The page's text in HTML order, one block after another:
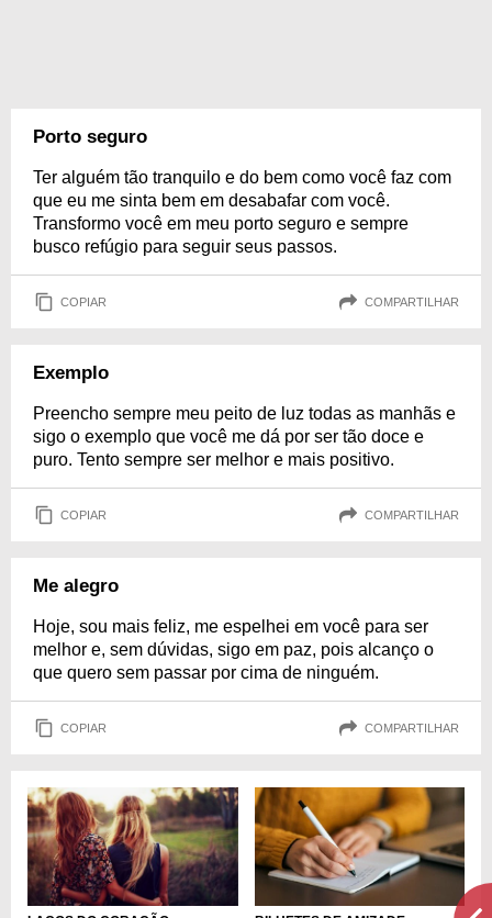
Porto seguro
Ter alguém tão tranquilo e do bem como você faz com
que eu me sinta bem em desabafar com você.
Transformo você em meu porto seguro e sempre
busco refúgio para seguir seus passos.
COPIAR COMPARTILHAR
Exemplo
Preencho sempre meu peito de luz todas as manhãs e
sigo o exemplo que você me dá por ser tão doce e
puro. Tento sempre ser melhor e mais positivo.
COPIAR COMPARTILHAR
Me alegro
Hoje, sou mais feliz, me espelhei em você para ser
melhor e, sem dúvidas, sigo em paz, pois alcanço o
que quero sem passar por cima de ninguém.
COPIAR COMPARTILHAR